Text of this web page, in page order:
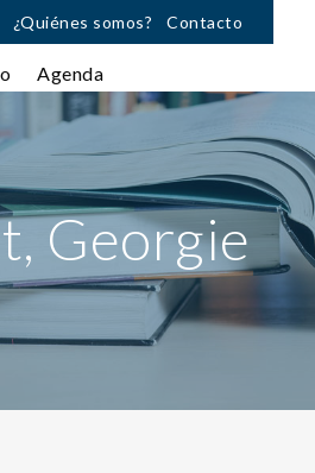
¿Quiénes somos? Contacto
Agenda
Georgie